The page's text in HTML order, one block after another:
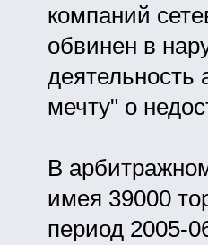
компаний
обвинен в
деятельность
мечту" о
В
имея 39000
период 2005-